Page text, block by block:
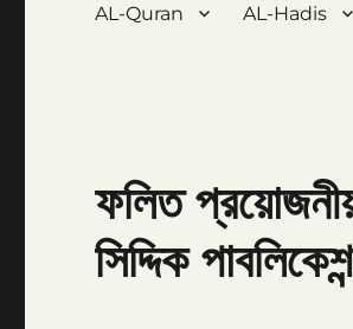
AL-Quran AL-Hadis
ফলিত
সিদ্দিক